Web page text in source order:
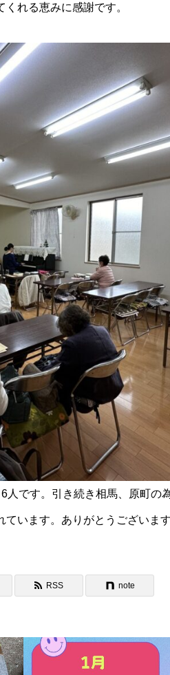
れる恵みに感謝です。
です。引き続き相馬、原町の
います。ありがとうございます
RSS note